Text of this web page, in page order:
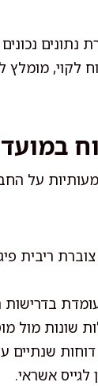
נכונים
לקוי,
על
ריבית
בדרישות
מול
שנתיים
אשראי.